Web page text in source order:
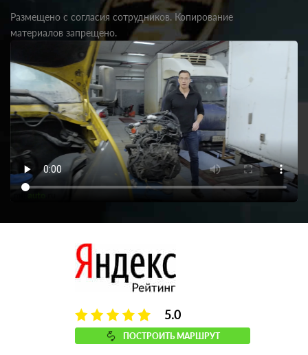
Размещено с согласия сотрудников. Копирование
материалов запрещено.
5.0
ПОСТРОИТЬ МАРШРУТ